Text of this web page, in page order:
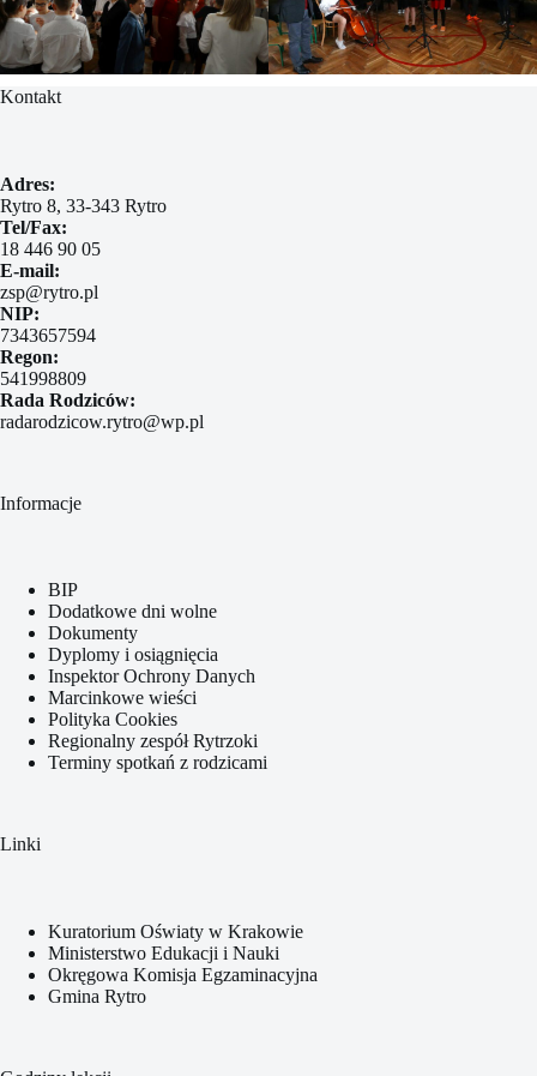
Kontakt
Adres:
Rytro 8, 33-343 Rytro
Tel/Fax:
18 446 90 05
E-mail:
zsp@rytro.pl
NIP:
7343657594
Regon:
541998809
Rada Rodziców:
radarodzicow.rytro@wp.pl
Informacje
BIP
Dodatkowe dni wolne
Dokumenty
Dyplomy i osiągnięcia
Inspektor Ochrony Danych
Marcinkowe wieści
Polityka Cookies
Regionalny zespół Rytrzoki
Terminy spotkań z rodzicami
Linki
Kuratorium Oświaty w Krakowie
Ministerstwo Edukacji i Nauki
Okręgowa Komisja Egzaminacyjna
Gmina Rytro